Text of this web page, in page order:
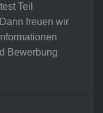
Teil
freuen wir
Bewerbung